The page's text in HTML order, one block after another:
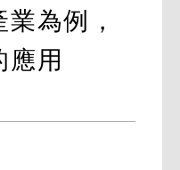
為例，
應用